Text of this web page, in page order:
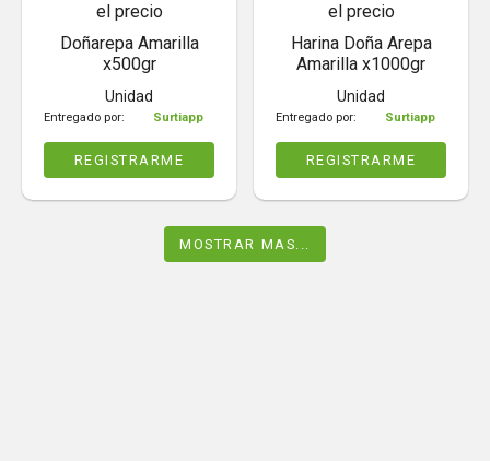
el precio
Doñarepa Amarilla
x500gr
Unidad
Entregado por: Surtiapp
REGISTRARME
el precio
Harina Doña Arepa
Amarilla x1000gr
Unidad
Entregado por: Surtiapp
REGISTRARME
MOSTRAR MAS...